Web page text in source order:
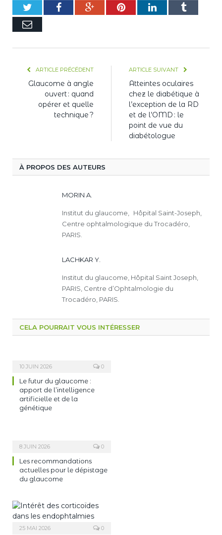
TwitterFacebookGoogle+PinterestLinkedInTumblr
E-
ARTICLE PRÉCÉDENT
Glaucome à angle
ouvert : quand
opérer et quelle
technique ?
ARTICLE SUIVANT
Atteintes oculaires
chez le diabétique à
l’exception de la RD
et de l’OMD : le
point de vue du
diabétologue
À PROPOS DES AUTEURS
MORIN A.
Institut du glaucome, Hôpital Saint-Joseph,
Centre ophtalmologique du Trocadéro,
PARIS.
LACHKAR Y.
Institut du glaucome, Hôpital Saint Joseph,
PARIS, Centre d’Ophtalmologie du
Trocadéro, PARIS.
CELA POURRAIT VOUS INTÉRESSER
10 JUIN 2026 0
Le futur du glaucome :
apport de l’intelligence
artificielle et de la
génétique
8 JUIN 2026 0
Les recommandations
actuelles pour le dépistage
du glaucome
25 MAI 2026 0